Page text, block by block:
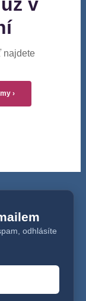
v
najdete
›
odhlásíte